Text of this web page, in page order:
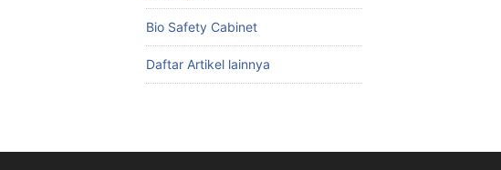
Bio Safety Cabinet
Daftar Artikel lainnya